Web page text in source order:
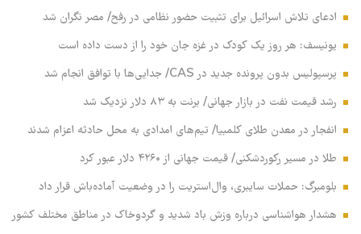
ادعای تلاش اسرائیل برای تثبیت حضور نظامی در رفح/ مصر نگران شد
یونیسف: هر روز یک کودک در غزه جان خود را از دست داده است
پرسپولیس بدون پرونده جدید در CAS/ جدایی‌ها با توافق انجام شد
رشد قیمت نفت در بازار جهانی/ برنت به ۸۳ دلار نزدیک شد
انفجار در معدن طلای کلمبیا/ تیم‌های امدادی به محل حادثه اعزام شدند
طلا در مسیر رکوردشکنی/ قیمت جهانی از ۴۲۶۰ دلار عبور کرد
بلومبرگ: حملات سایبری، وال‌استریت را در وضعیت آماده‌باش قرار داد
هشدار هواشناسی درباره وزش باد شدید و گردوخاک در مناطق مختلف کشور